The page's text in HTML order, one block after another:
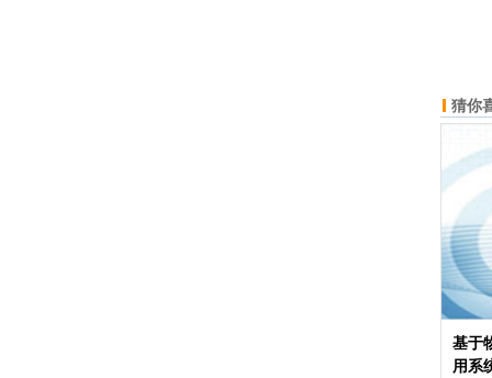
猜你
基于
用系